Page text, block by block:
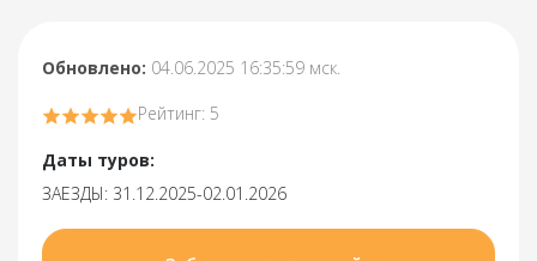
Обновлено: 04.06.2025 16:35:59 мск.
Рейтинг: 5
Даты туров:
ЗАЕЗДЫ: 31.12.2025-02.01.2026